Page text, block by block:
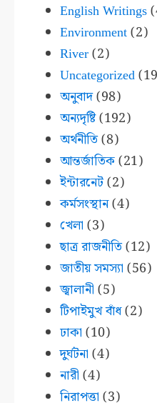
English Writings
Environment(2)
River(2)
Uncategorized
অনুবাদ(98)
অন্যদৃষ্টি(192)
অর্থনীতি(8)
আন্তর্জাতিক(21)
ইন্টারনেট(2)
কর্মসংস্থান(4)
খেলা (3)
ছাত্র রাজনীতি(12)
জাতীয় সমস্যা (56)
জ্বালানী (5)
টিপাইমুখ বাঁধ(2)
ঢাকা (10)
দুর্ঘটনা (4)
নারী (4)
নিরাপত্তা (3)